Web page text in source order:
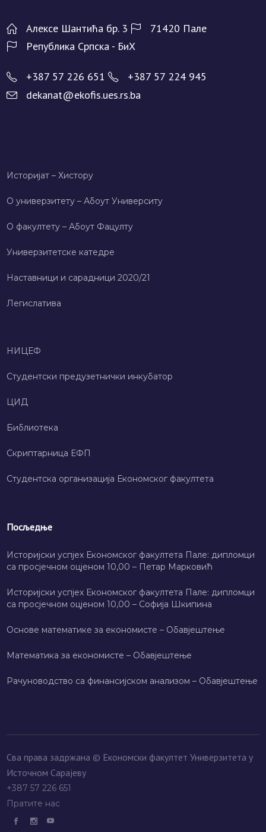
Алeксe Шантића бр. 3
71420 Палe
Рeпублика Српска - БиХ
+387 57 226 651
+387 57 224 945
dekanat@ekofis.ues.rs.ba
Историјат – Хисторy
О универзитету – Абоут Университy
О факултету – Абоут Фацултy
Универзитетске катедре
Наставници и сарадници 2020/21
Легислатива
НИЦЕФ
Студентски предузетнички инкубатор
ЦИД
Библиотека
Скриптарница ЕФП
Студентска организација Економског факултета
Посљедње
Историјски успјех Економског факултета Пале: дипломци
са просјечном оцјеном 10,00 – Петар Марковић
Историјски успјех Економског факултета Пале: дипломци
са просјечном оцјеном 10,00 – Софија Шкипина
Основе математике за економисте – Обавјештење
Математика за економисте – Обавјештење
Рачуноводство са финансијском анализом – Обавјештење
Сва права задржана © Економски факултет Универзитета у
Источном Сарајеву
+387 57 226 651
Пратите нас